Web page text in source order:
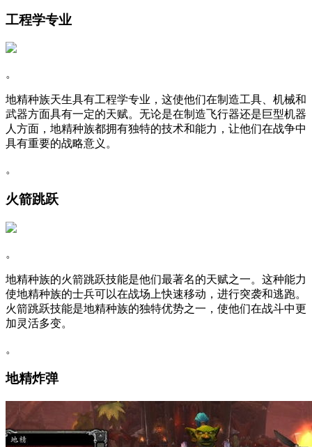
工程学专业
。
地精种族天生具有工程学专业，这使他们在制造工具、机械和
武器方面具有一定的天赋。无论是在制造飞行器还是巨型机器
人方面，地精种族都拥有独特的技术和能力，让他们在战争中
具有重要的战略意义。
。
火箭跳跃
。
地精种族的火箭跳跃技能是他们最著名的天赋之一。这种能力
使地精种族的士兵可以在战场上快速移动，进行突袭和逃跑。
火箭跳跃技能是地精种族的独特优势之一，使他们在战斗中更
加灵活多变。
。
地精炸弹